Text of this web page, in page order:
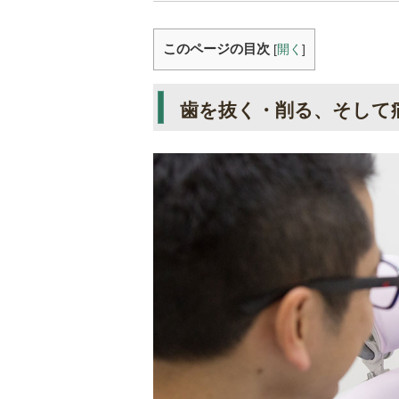
このページの目次 [開く ]
歯を抜く・削る、そして